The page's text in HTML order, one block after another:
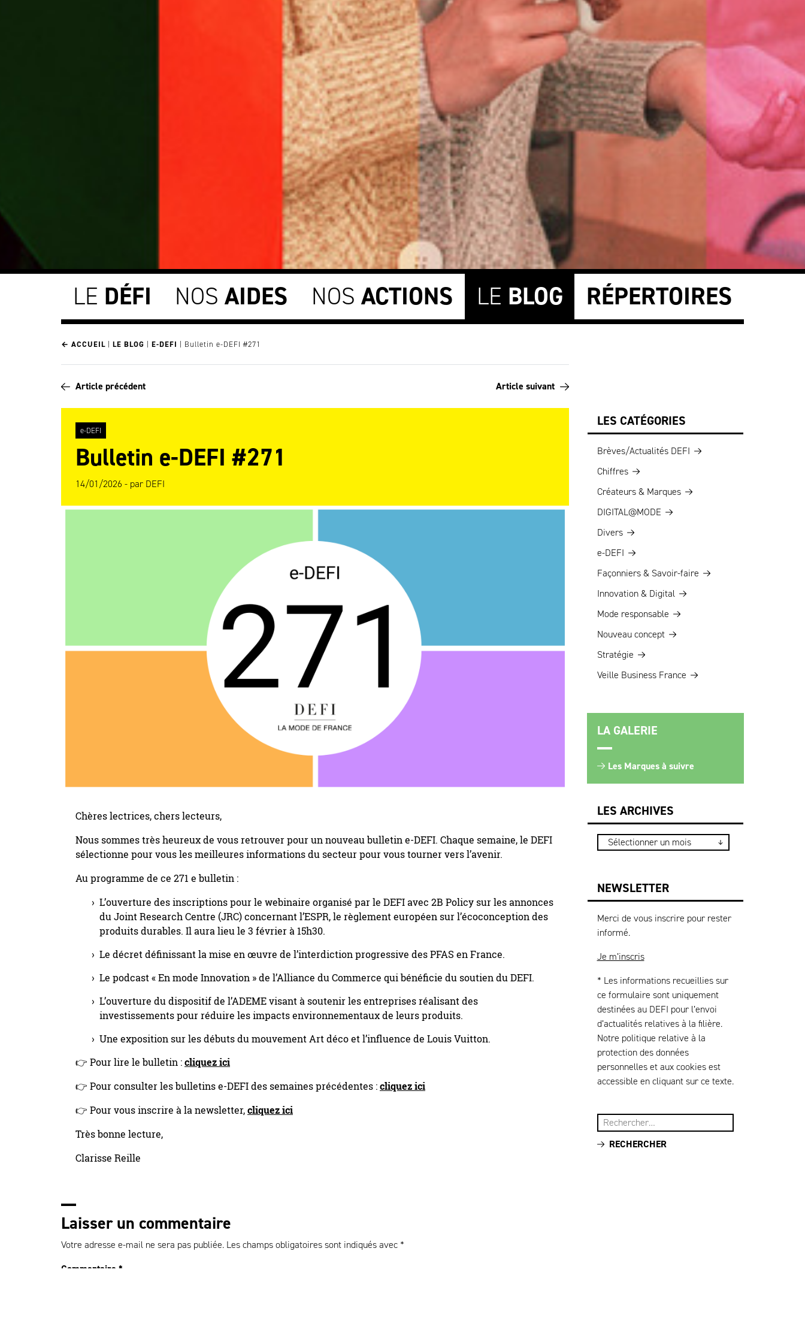
LE DÉFI NOSAIDES NOS ACTIONS LE BLOG RÉPERTOIRES
← ACCUEIL | LE BLOG | E-DEFI | Bulletin e-DEFI #271
Article précédent Article suivant
e-DEFI
Bulletin e-DEFI #271
14/01/2026 - par DEFI
Chères lectrices, chers lecteurs,
Nous sommes très heureux de vous retrouver pour un nouveau bulletin e-DEFI. Chaque semaine, le DEFI
sélectionne pour vous les meilleures informations du secteur pour vous tourner vers l’avenir.
Au programme de ce 271 e bulletin :
L’ouverture des inscriptions pour le webinaire organisé par le DEFI avec 2B Policy sur les annonces
du Joint Research Centre (JRC) concernant l’ESPR, le règlement européen sur l’écoconception des
produits durables. Il aura lieu le 3 février à 15h30.
Le décret définissant la mise en œuvre de l’interdiction progressive des PFAS en France.
Le podcast « En mode Innovation » de l’Alliance du Commerce qui bénéficie du soutien du DEFI.
L’ouverture du dispositif de l’ADEME visant à soutenir les entreprises réalisant des
investissements pour réduire les impacts environnementaux de leurs produits.
Une exposition sur les débuts du mouvement Art déco et l’influence de Louis Vuitton.
👉 Pour lire le bulletin :cliquez ici
👉 Pour consulter les bulletins e-DEFI des semaines précédentes :cliquez ici
👉 Pour vous inscrire à la newsletter,cliquez ici
Très bonne lecture,
Clarisse Reille
Laisser un commentaire
Votre adresse e-mail ne sera pas publiée. Les champs obligatoires sont indiqués avec *
Commentaire *
LES CATÉGORIES
Brèves/Actualités DEFI
Chiffres
Créateurs & Marques
DIGITAL@MODE
Divers
e-DEFI
Façonniers & Savoir-faire
Innovation & Digital
Mode responsable
Nouveau concept
Stratégie
Veille Business France
LA GALERIE
Les Marques à suivre
LES ARCHIVES
NEWSLETTER
Merci de vous inscrire pour rester
informé.
Je m’inscris
* Les informations recueillies sur
ce formulaire sont uniquement
destinées au DEFI pour l’envoi
d’actualités relatives à la filière.
Notre politique relative à la
protection des données
personnelles et aux cookies est
accessible en cliquant sur ce texte.